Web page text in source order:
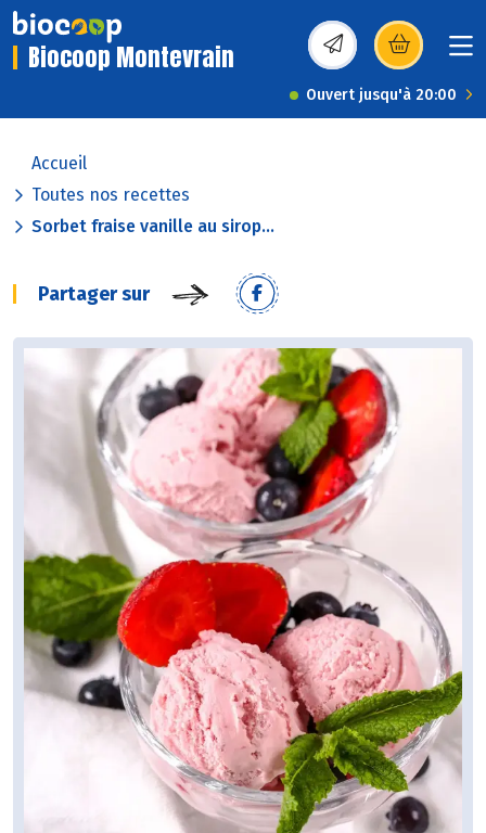
Biocoop Montevrain (s’ouvre dans une
Ouvert jusqu'à 20:00
Accueil
Toutes nos recettes
Sorbet fraise vanille au sirop...
Partager sur